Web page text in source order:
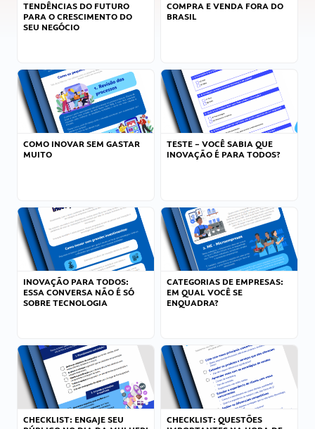
TENDÊNCIAS DO FUTURO
PARA O CRESCIMENTO DO
SEU NEGÓCIO
COMPRA E VENDA FORA DO
BRASIL
COMO INOVAR SEM GASTAR
MUITO
TESTE – VOCÊ SABIA QUE
INOVAÇÃO É PARA TODOS?
INOVAÇÃO PARA TODOS:
ESSA CONVERSA NÃO É SÓ
SOBRE TECNOLOGIA
CATEGORIAS DE EMPRESAS:
EM QUAL VOCÊ SE
ENQUADRA?
CHECKLIST: ENGAJE SEU
CHECKLIST: QUESTÕES